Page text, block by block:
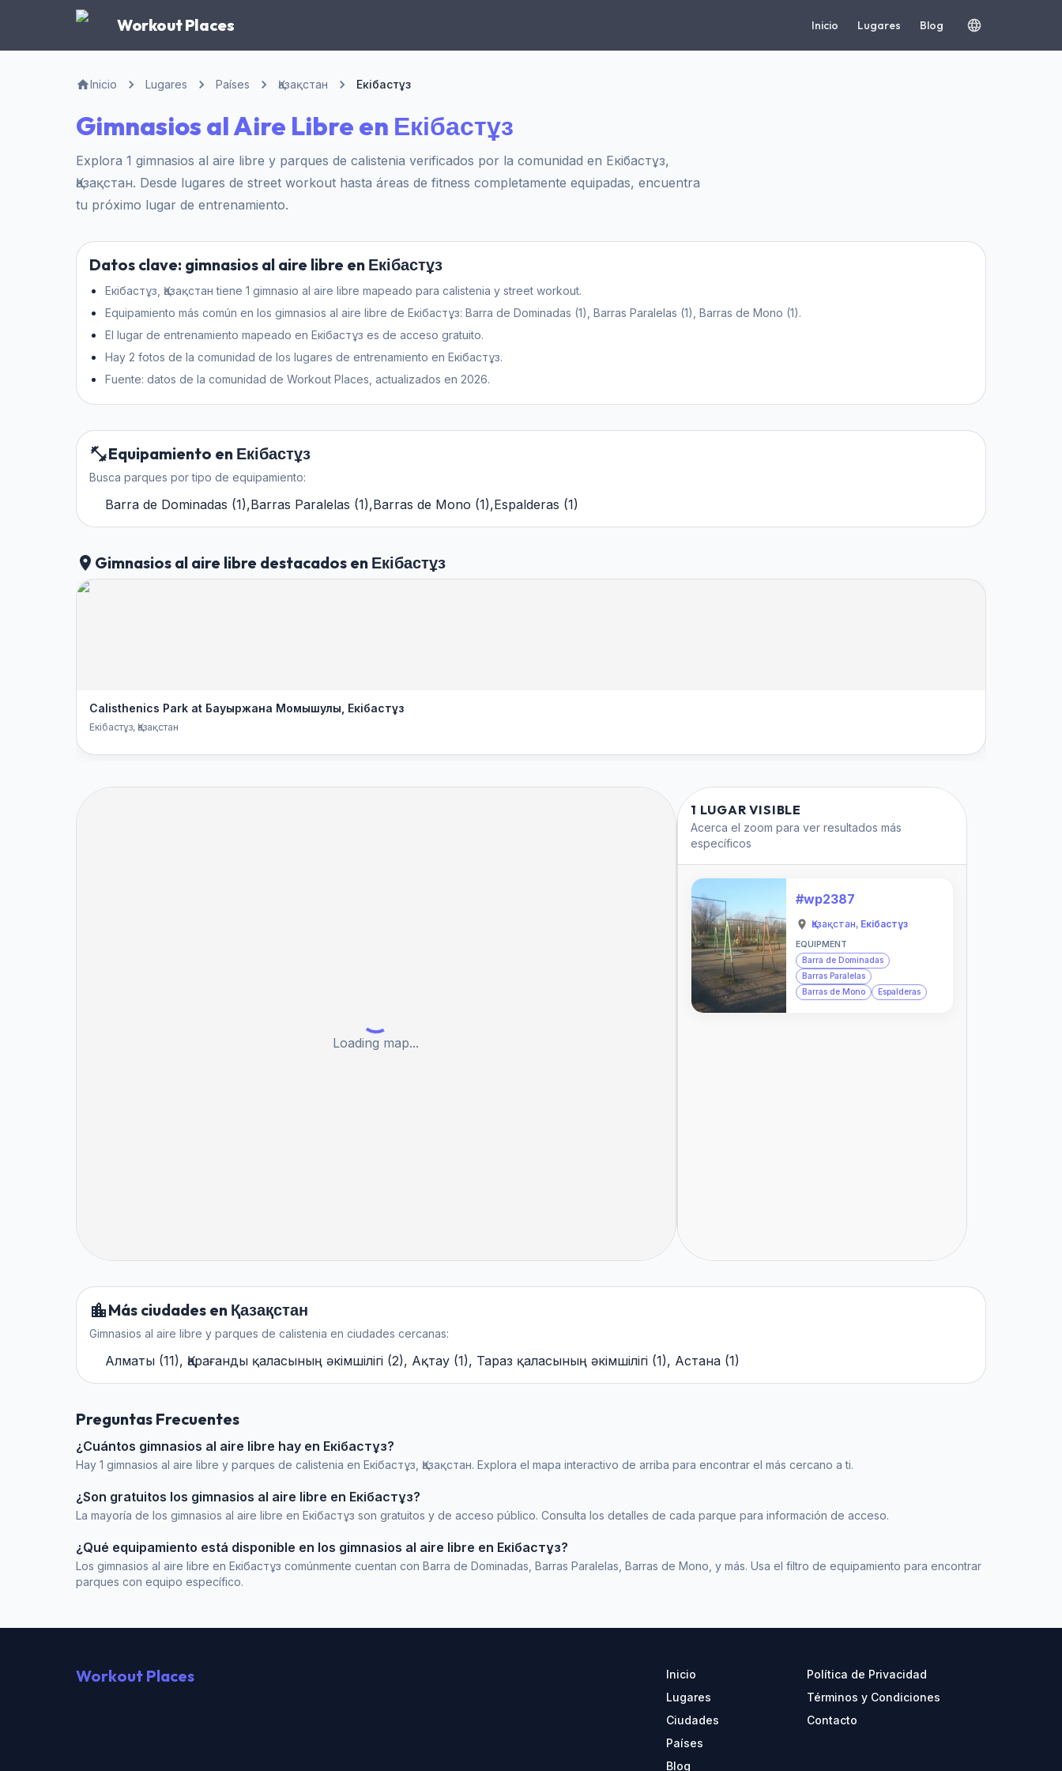
Workout Places Inicio Lugares Blog
Inicio Lugares Países Қазақстан Екібастұз
Gimnasios al Aire Libre en Екібастұз
Explora 1 gimnasios al aire libre y parques de calistenia verificados por la comunidad en Екібастұз,
Қазақстан. Desde lugares de street workout hasta áreas de fitness completamente equipadas, encuentra
tu próximo lugar de entrenamiento.
Datos clave: gimnasios al aire libre en Екібастұз
Екібастұз, Қазақстан tiene 1 gimnasio al aire libre mapeado para calistenia y street workout.
Equipamiento más común en los gimnasios al aire libre de Екібастұз: Barra de Dominadas (1), Barras Paralelas (1), Barras de Mono (1).
El lugar de entrenamiento mapeado en Екібастұз es de acceso gratuito.
Hay 2 fotos de la comunidad de los lugares de entrenamiento en Екібастұз.
Fuente: datos de la comunidad de Workout Places, actualizados en 2026.
Equipamiento en Екібастұз
Busca parques por tipo de equipamiento:
Barra de Dominadas (1),Barras Paralelas (1),Barras de Mono (1),Espalderas (1)
Gimnasios al aire libre destacados en Екібастұз
Calisthenics Park at Бауыржана Момышулы, Екібастұз
Екібастұз, Қазақстан
Loading map...
1 LUGAR VISIBLE
Acerca el zoom para ver resultados más
específicos
#wp2387
Қазақстан, Екібастұз
EQUIPMENT
Barra de Dominadas
Barras Paralelas
Barras de Mono
Espalderas
Más ciudades en Қазақстан
Gimnasios al aire libre y parques de calistenia en ciudades cercanas:
Алматы (11), Қарағанды ​​қаласының әкімшілігі (2), Ақтау (1), Тараз қаласының әкімшілігі (1), Астана (1)
Preguntas Frecuentes
¿Cuántos gimnasios al aire libre hay en Екібастұз?
Hay 1 gimnasios al aire libre y parques de calistenia en Екібастұз, Қазақстан. Explora el mapa interactivo de arriba para encontrar el más cercano a ti.
¿Son gratuitos los gimnasios al aire libre en Екібастұз?
La mayoría de los gimnasios al aire libre en Екібастұз son gratuitos y de acceso público. Consulta los detalles de cada parque para información de acceso.
¿Qué equipamiento está disponible en los gimnasios al aire libre en Екібастұз?
Los gimnasios al aire libre en Екібастұз comúnmente cuentan con Barra de Dominadas, Barras Paralelas, Barras de Mono, y más. Usa el filtro de equipamiento para encontrar
parques con equipo específico.
Workout Places
Inicio
Lugares
Ciudades
Países
Blog
Política de Privacidad
Términos y Condiciones
Contacto